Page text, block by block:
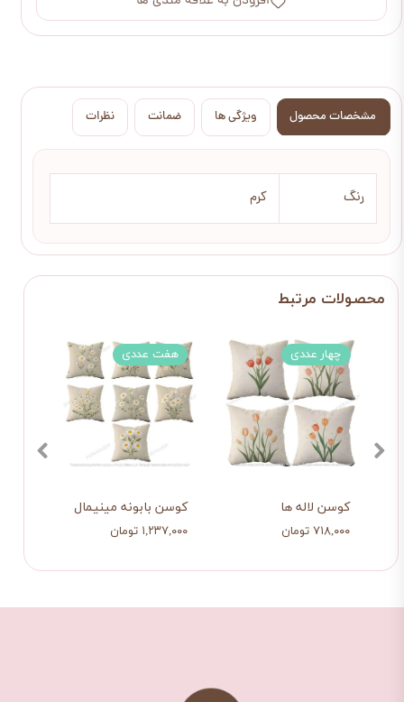
مشخصات محصول ویژگی ها ضمانت نظرات
رنگ کرم
کوسن بابونه مینیمال
۱,۲۳۷,۰۰۰ تومان
هفت عددی
کوسن لاله ها
۷۱۸,۰۰۰ تومان
چهار عددی